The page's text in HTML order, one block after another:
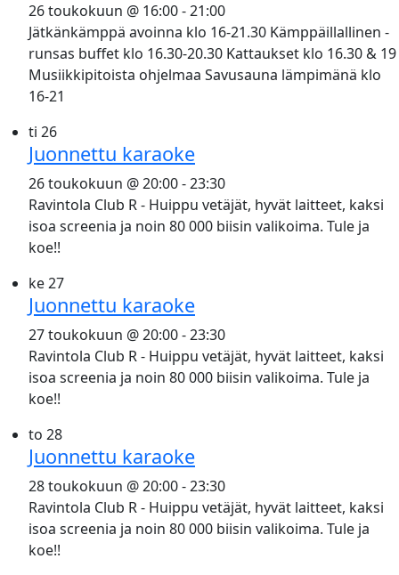
26 toukokuun @ 16:00-21:00
Jätkänkämppä avoinna klo 16-21.30 Kämppäillallinen -
runsas buffet klo 16.30-20.30 Kattaukset klo 16.30 & 19
Musiikkipitoista ohjelmaa Savusauna lämpimänä klo
16-21
ti 26
Juonnettu karaoke
26 toukokuun @ 20:00-23:30
Ravintola Club R - Huippu vetäjät, hyvät laitteet, kaksi
isoa screenia ja noin 80 000 biisin valikoima. Tule ja
koe!!
ke27
Juonnettu karaoke
27 toukokuun @ 20:00-23:30
Ravintola Club R - Huippu vetäjät, hyvät laitteet, kaksi
isoa screenia ja noin 80 000 biisin valikoima. Tule ja
koe!!
to 28
Juonnettu karaoke
28 toukokuun @ 20:00-23:30
Ravintola Club R - Huippu vetäjät, hyvät laitteet, kaksi
isoa screenia ja noin 80 000 biisin valikoima. Tule ja
koe!!